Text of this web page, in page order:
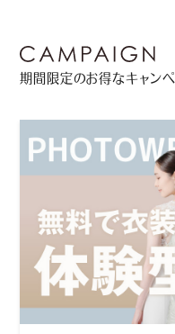
期間限定のお得なキャン